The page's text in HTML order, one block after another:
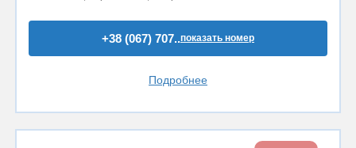
+38 (067) 707..показать номер
Подробнее